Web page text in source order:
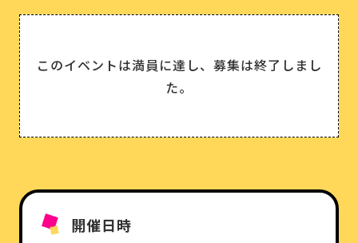
このイベントは満員に達し、募集は終了しまし
た。
開催日時